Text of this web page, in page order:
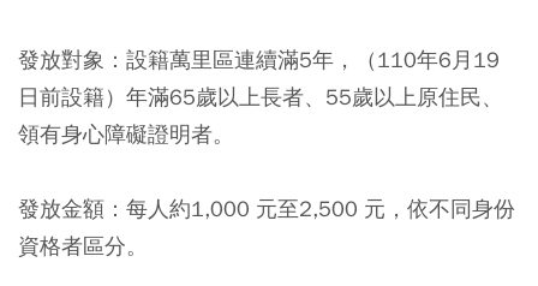
發放對象： 設籍萬里區連續滿5年 ，（110年6月19
日前設籍）年滿65歲以上長者、55歲以上原住民、
領有身心障礙證明者。
發放金額：每人約1,000 元至2,500 元，依不同身份
資格者區分。